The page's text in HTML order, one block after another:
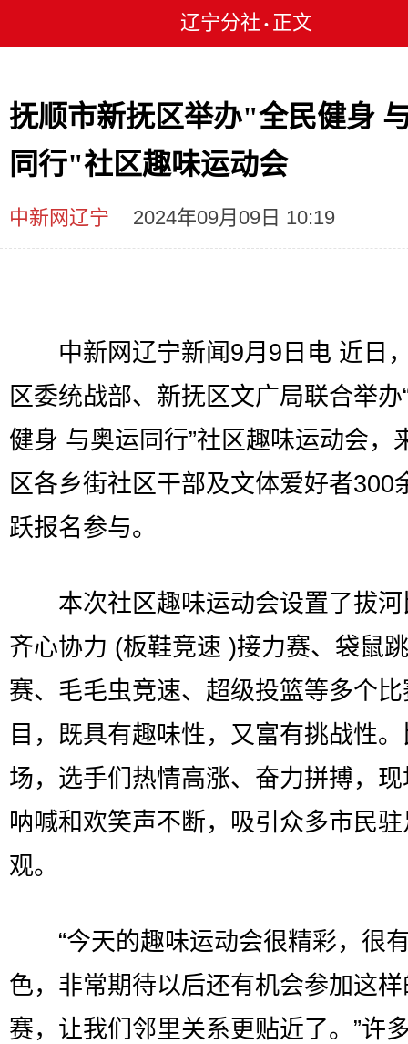
辽宁分社 • 正文
抚顺市新抚区举办"全民健身
同行"社区趣味运动会
中新网辽宁 2024年09月09日 10:19
中新网辽宁新闻9月9日电 近日
区委统战部、新抚区文广局联合举办
健身 与奥运同行”社区趣味运动会，
区各乡街社区干部及文体爱好者300
跃报名参与。
本次社区趣味运动会设置了拔河
齐心协力 (板鞋竞速 )接力赛、袋鼠
赛、毛毛虫竞速、超级投篮等多个
目，既具有趣味性，又富有挑战性
场，选手们热情高涨、奋力拼搏，
呐喊和欢笑声不断，吸引众多市民
观。
“今天的趣味运动会很精彩，很
色，非常期待以后还有机会参加这
赛，让我们邻里关系更贴近了。”许